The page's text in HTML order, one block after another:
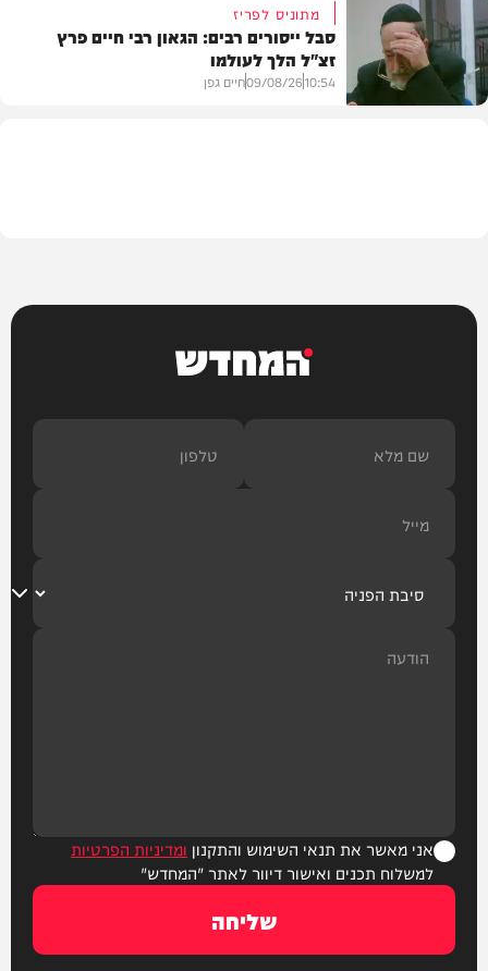
חדשות
מתוניס לפריז
סבל ייסורים רבים: הגאון רבי חיים פרץ
זצ"ל הלך לעולמו
10:54
09/08/26חיים גפן
המחדש
אני מאשר את תנאי השימוש והתקנון ומדיניות הפרטיות
למשלוח תכנים ואישור דיוור לאתר "המחדש"
שליחה